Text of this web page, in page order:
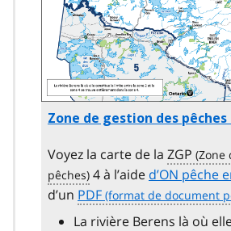
Zone de gestion des pêches
Voyez la carte de la ZGP
4 à l’aide d’ON pêche
d’un PDF
La rivière Berens là où